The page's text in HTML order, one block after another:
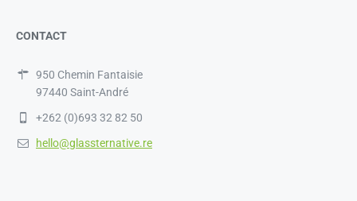
CONTACT
950 Chemin Fantaisie
97440 Saint-André
+262 (0)693 32 82 50
hello@glassternative.re